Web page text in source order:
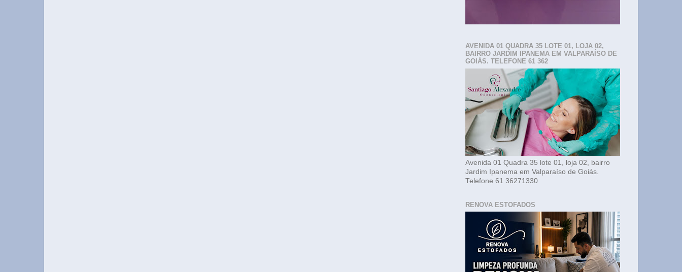
AVENIDA 01 QUADRA 35 LOTE 01, LOJA 02,
BAIRRO JARDIM IPANEMA EM VALPARAÍSO DE
GOIÁS. TELEFONE 61 362
Avenida 01 Quadra 35 lote 01, loja 02, bairro
Jardim Ipanema em Valparaíso de Goiás.
Telefone 61 36271330
RENOVA ESTOFADOS